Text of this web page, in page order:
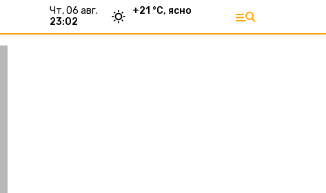
чт, 06 авг.
23:02
+21 °С, ясно